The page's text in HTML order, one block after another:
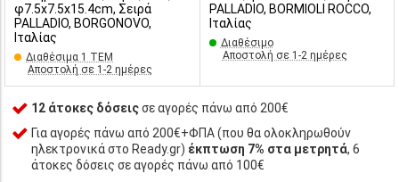
φ7.5x7.5x15.4cm, Σειρά
PALLADIO, BORGONOVO,
Iταλίας
Διαθέσιμα 1 ΤΕΜ
Αποστολή σε 1-2 ημέρες
PALLADIO, BORMIOLI ROCCO,
Ιταλίας
Διαθέσιμο
Αποστολή σε 1-2 ημέρες
12 άτοκες δόσειςσε αγορές πάνω από 200€
Για αγορές πάνω από 200€+ΦΠΑ (που θα ολοκληρωθούν
ηλεκτρονικά στο Ready.gr) έκπτωση 7% στα μετρητά, 6
άτοκες δόσεις σε αγορές πάνω από 100€